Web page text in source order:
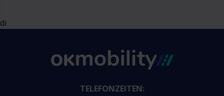
di
TELEFONZEITEN: